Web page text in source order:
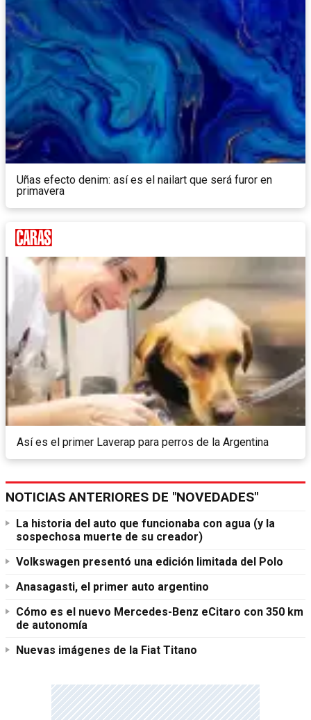
Uñas efecto denim: así es el nailart que será furor en
primavera
Así es el primer Laverap para perros de la Argentina
NOTICIAS ANTERIORES DE "NOVEDADES"
La historia del auto que funcionaba con agua (y la
sospechosa muerte de su creador)
Volkswagen presentó una edición limitada del Polo
Anasagasti, el primer auto argentino
Cómo es el nuevo Mercedes-Benz eCitaro con 350 km
de autonomía
Nuevas imágenes de la Fiat Titano